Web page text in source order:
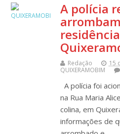
A polícia
Redação
15
QUIXERAMOBIM
A polícia foi
na Rua Maria
colina, em
informações de